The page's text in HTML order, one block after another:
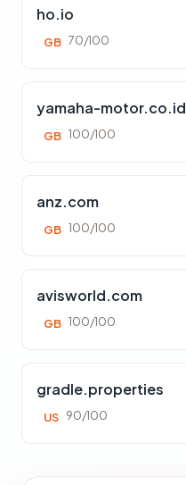
ho.io
GB 70/100
yamaha-motor.co.id
GB 100/100
anz.com
GB 100/100
avisworld.com
GB 100/100
gradle.properties
US 90/100